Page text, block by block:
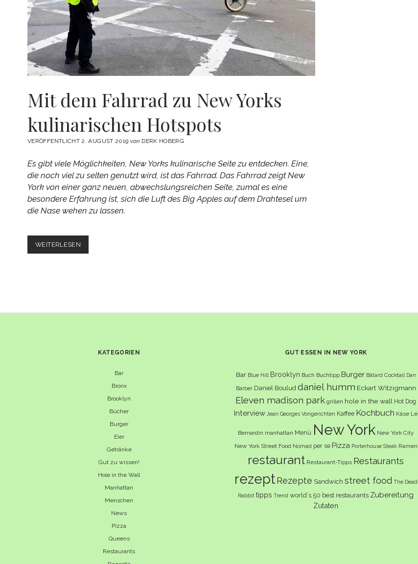
Mit dem Fahrrad zu New Yorks
kulinarischen Hotspots
VERÖFFENTLICHT 2. AUGUST 2019 von DERK HOBERG
Es gibt viele Möglichkeiten, New Yorks kulinarische Seite zu entdecken. Eine,
die noch viel zu selten genutzt wird, ist das Fahrrad. Das Fahrrad zeigt New
York von einer ganz neuen, abwechslungsreichen Seite, zumal es eine
besondere Erfahrung ist, sich die Luft des Big Apples auf dem Drahtesel um
die Nase wehen zu lassen.
WEITERLESEN
DEM
KATEGORIEN
Bar
Bronx
Brooklyn
Bücher
Burger
Eier
Getränke
Gut zu wissen!
Hole in the Wall
Manhattan
Menschen
News
Pizza
Queens
Restaurants
GUT ESSEN IN NEW YORK
Bar Blue Hill Brooklyn Buch Buchtipp Burger Bâtard Cocktail Dan
Barber Daniel Boulud daniel humm Eckart Witzigmann
Eleven madison park grillen hole in the wall Hot Dog
Interview Jean Georges Vongerichten Kaffee Kochbuch Käse Le
Bernardin manhattan Menü New York New York City
New York Street Food Nomad per se Pizza Porterhouse Steak Ramen
restaurant Restaurant-Tipps Restaurants
rezept Rezepte Sandwich street food The Dead
Rabbit tipps Trend world´s 50 best restaurants Zubereitung
Zutaten